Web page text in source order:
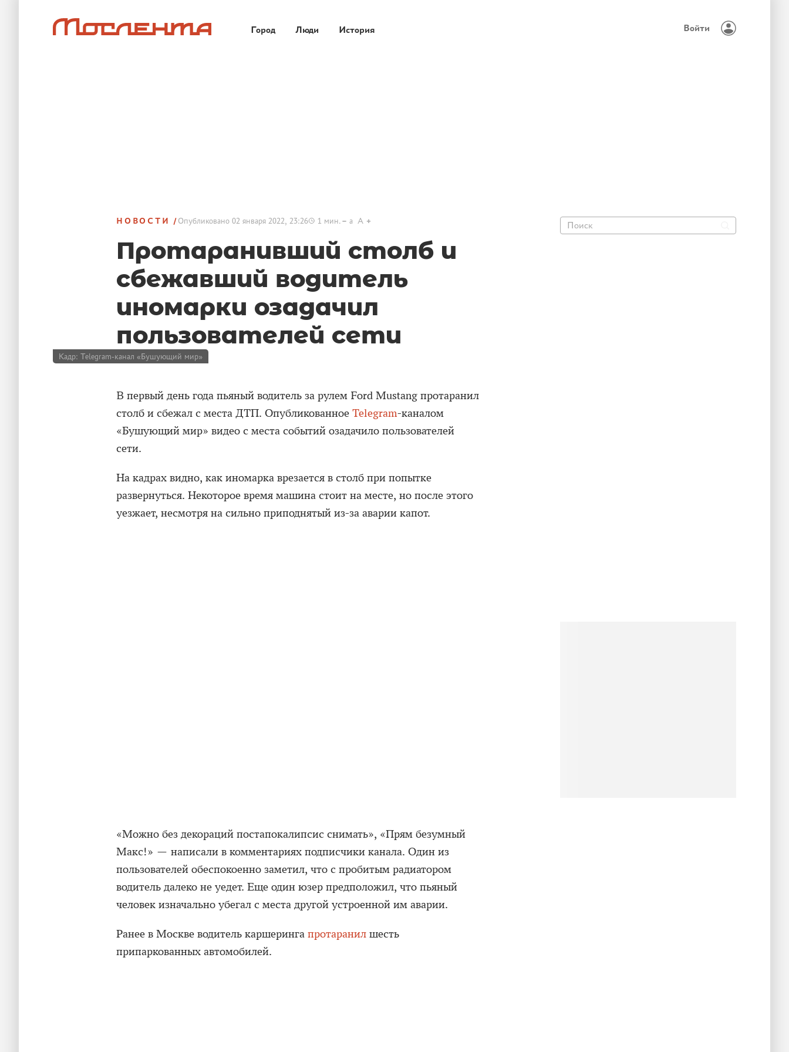
Город Люди История Войти
НОВОСТИ Опубликовано02 января 2022, 23:26 1 мин. a A
Протаранивший столб и
сбежавший водитель
иномарки озадачил
пользователей сети
Кадр: Telegram-канал «Бушующий мир»
В первый день года пьяный водитель за рулем Ford Mustang протаранил
столб и сбежал с места ДТП. Опубликованное Telegram-каналом
«Бушующий мир» видео с места событий озадачило пользователей
сети.
На кадрах видно, как иномарка врезается в столб при попытке
развернуться. Некоторое время машина стоит на месте, но после этого
уезжает, несмотря на сильно приподнятый из-за аварии капот.
«Можно без декораций постапокалипсис снимать», «Прям безумный
Макс!» — написали в комментариях подписчики канала. Один из
пользователей обеспокоенно заметил, что с пробитым радиатором
водитель далеко не уедет. Еще один юзер предположил, что пьяный
человек изначально убегал с места другой устроенной им аварии.
Ранее в Москве водитель каршеринга протаранил шесть
припаркованных автомобилей.